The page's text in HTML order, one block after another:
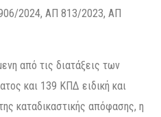
2024, ΑΠ 813/2023, ΑΠ
από τις διατάξεις των
και 139 ΚΠΔ ειδική και
καταδικαστικής απόφασης, η